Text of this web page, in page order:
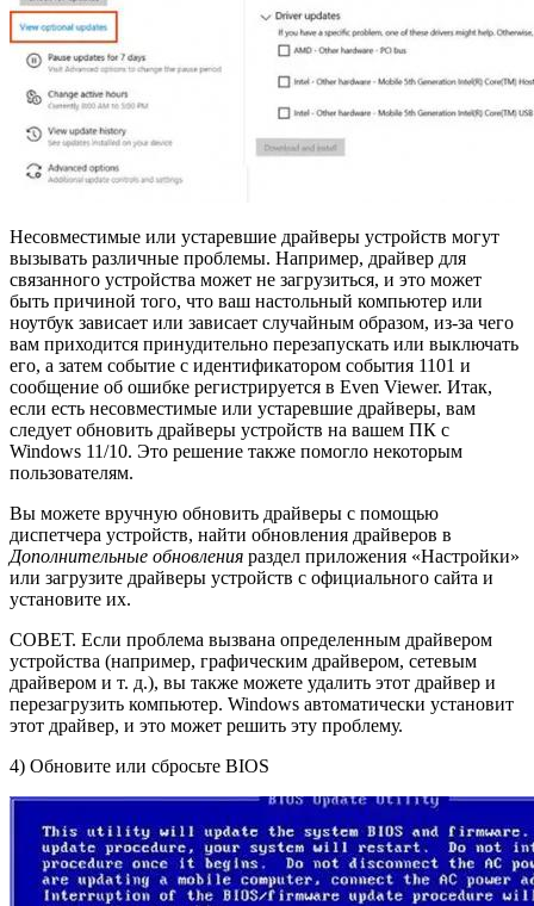
Несовместимые или устаревшие драйверы устройств могут
вызывать различные проблемы. Например, драйвер для
связанного устройства может не загрузиться, и это может
быть причиной того, что ваш настольный компьютер или
ноутбук зависает или зависает случайным образом, из-за чего
вам приходится принудительно перезапускать или выключать
его, а затем событие с идентификатором события 1101 и
сообщение об ошибке регистрируется в Even Viewer. Итак,
если есть несовместимые или устаревшие драйверы, вам
следует обновить драйверы устройств на вашем ПК с
Windows 11/10. Это решение также помогло некоторым
пользователям.
Вы можете вручную обновить драйверы с помощью
диспетчера устройств, найти обновления драйверов в
Дополнительные обновления раздел приложения «Настройки»
или загрузите драйверы устройств с официального сайта и
установите их.
СОВЕТ. Если проблема вызвана определенным драйвером
устройства (например, графическим драйвером, сетевым
драйвером и т. д.), вы также можете удалить этот драйвер и
перезагрузить компьютер. Windows автоматически установит
этот драйвер, и это может решить эту проблему.
4) Обновите или сбросьте BIOS